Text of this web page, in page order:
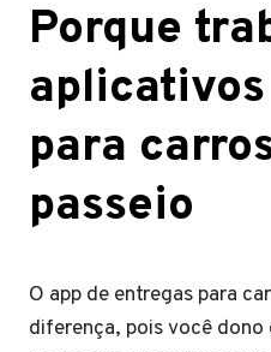
Porque
para
passeio
O app de entregas para
diferença, pois você